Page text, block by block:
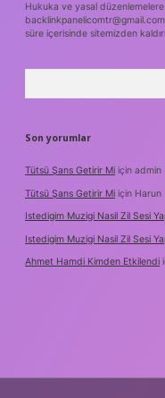
Hukuka ve yasal
backlinkpanelicomtr@gmail.com
süre içerisinde sitemizden
Son yorumlar
Tütsü Şans Getirir Mi için admin
Tütsü Şans Getirir Mi için Harun
Istedigim Muzigi Nasil Zil Sesi
Istedigim Muzigi Nasil Zil Sesi
Ahmet Hamdi Kimden Etkilendi